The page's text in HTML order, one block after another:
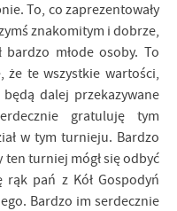
To, co zaprezentowały
znakomitym i dobrze,
bardzo młode osoby. To
że te wszystkie wartości,
dalej przekazywane
gratuluję tym
w tym turnieju. Bardzo
ten turniej mógł się odbyć
pań z Kół Gospodyń
Bardzo im serdecznie